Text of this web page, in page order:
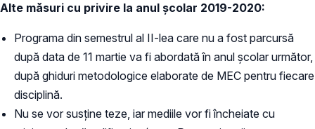
Alte măsuri cu privire la anul școlar 2019-2020:
Programa din semestrul al II-lea care nu a fost parcursă
după data de 11 martie va fi abordată în anul școlar următor,
după ghiduri metodologice elaborate de MEC pentru fiecare
disciplină.
Nu se vor susține teze, iar mediile vor fi încheiate cu